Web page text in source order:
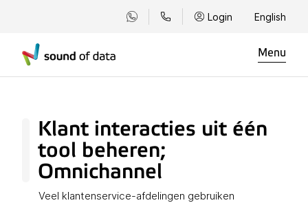
Login English
Menu
Klant interacties uit één
tool beheren;
Omnichannel
Veel klantenservice-afdelingen gebruiken